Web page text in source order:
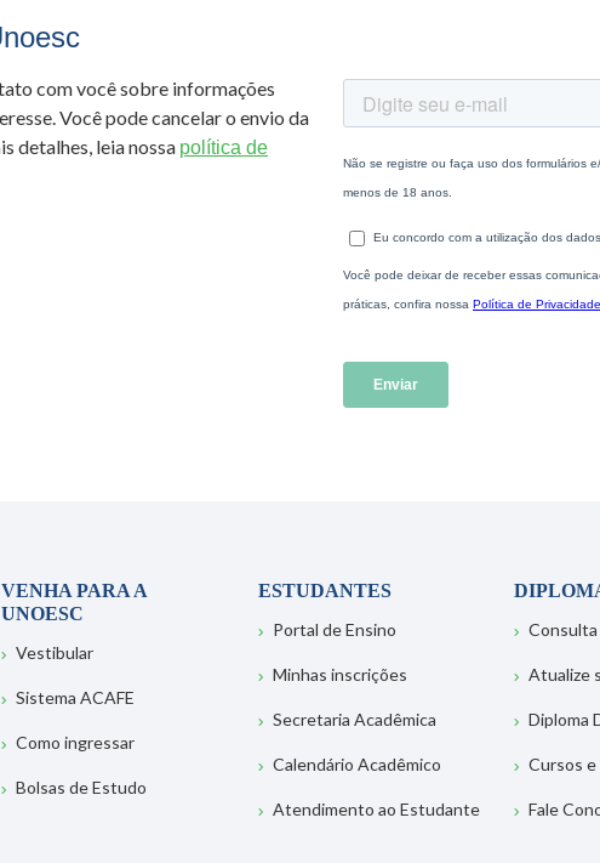
com você sobre informações
Você pode cancelar o envio da
detalhes, leia nossa política de
VENHA PARA A
UNOESC
Vestibular
Sistema ACAFE
Como ingressar
Bolsas de Estudo
ESTUDANTES
Portal de Ensino
Minhas inscrições
Secretaria Acadêmica
Calendário Acadêmico
Atendimento ao Estudante
Consulta
Atualize
Diploma
Cursos
Fale